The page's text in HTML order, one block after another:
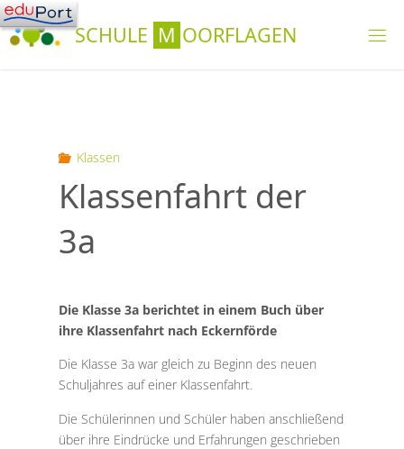
Skip
to
content
SCHULE M OORFLAGEN
Klassen
Klassenfahrt der
3a
Die Klasse 3a berichtet in einem Buch über
ihre Klassenfahrt nach Eckernförde
Die Klasse 3a war gleich zu Beginn des neuen
Schuljahres auf einer Klassenfahrt.
Die Schülerinnen und Schüler haben anschließend
über ihre Eindrücke und Erfahrungen geschrieben